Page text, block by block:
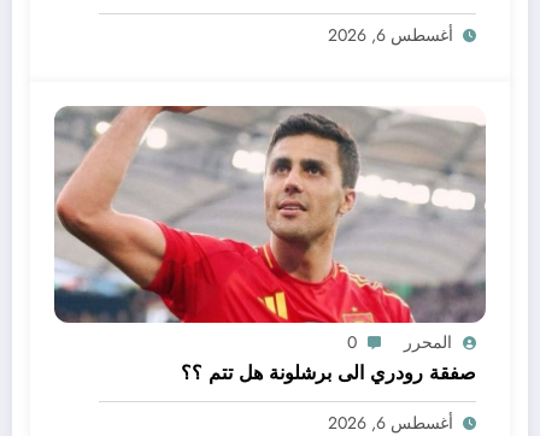
أغسطس 6, 2026
المحرر 0
صفقة رودري الى برشلونة هل تتم ؟؟
أغسطس 6, 2026